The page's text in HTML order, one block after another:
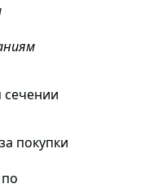
сечении
покупки